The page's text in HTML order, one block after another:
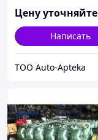
Цену уточняйте
Написать
ТОО Auto-Apteka